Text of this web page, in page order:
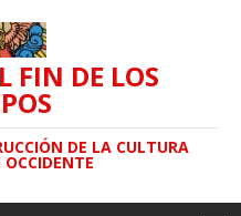
FIN DE LOS
DE LA CULTURA